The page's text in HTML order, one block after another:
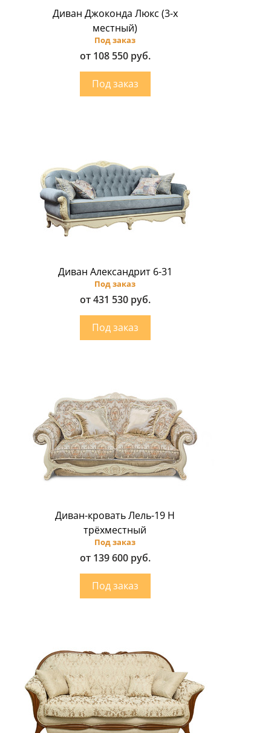
Диван Джоконда Люкс (3-х
местный)
Под заказ
от 108 550 руб.
Диван Александрит 6-31
Под заказ
от 431 530 руб.
Диван-кровать Лель-19 Н
трёхместный
Под заказ
от 139 600 руб.